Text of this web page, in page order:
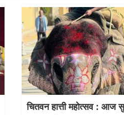
चितवन हात्ती महाेत्सव : आज